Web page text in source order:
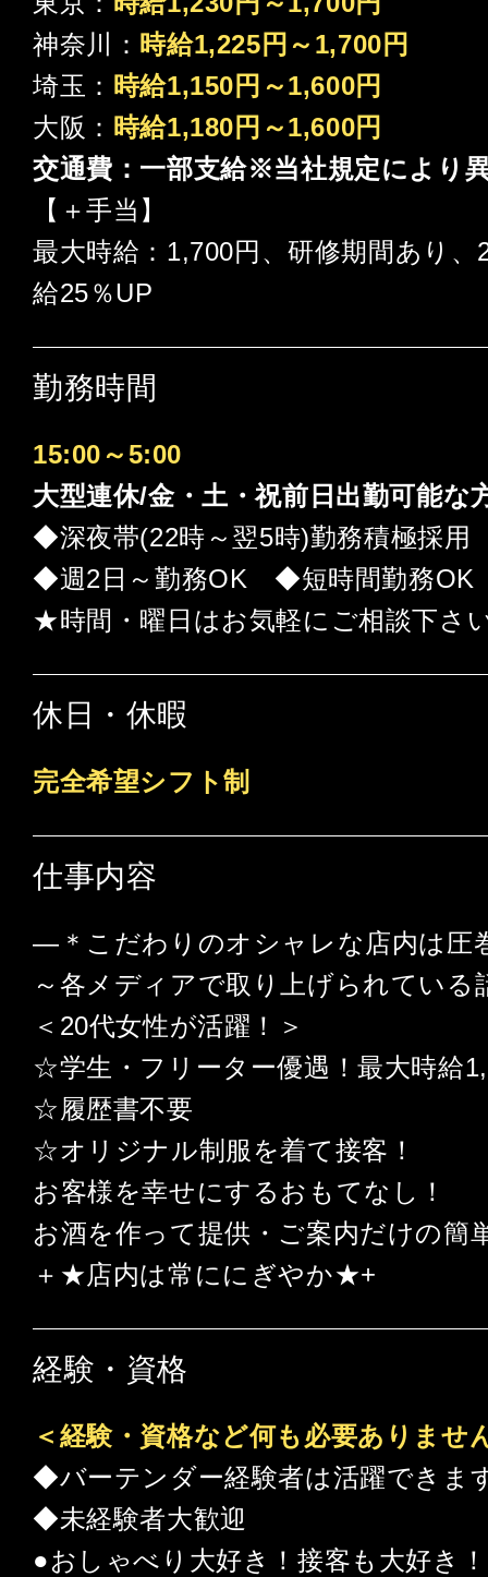
神奈川： 時給1,225円～1,700円
埼玉： 時給1,150円～1,600円
大阪： 時給1,180円～1,600円
交通費：一部支給※当社規定により
【＋手当】
最大時給：1,700円、研修期間あり、
給25％UP
勤務時間
15:00～5:00
大型連休/金・土・祝前日出勤可能な
◆深夜帯(22時～翌5時)勤務積極採用
◆週2日～勤務OK ◆短時間勤務OK
★時間・曜日はお気軽にご相談下さ
休日・休暇
完全希望シフト制
仕事内容
―＊こだわりのオシャレな店内は圧
～各メディアで取り上げられている
＜20代女性が活躍！＞
☆学生・フリーター優遇！最大時給
☆履歴書不要
☆オリジナル制服を着て接客！
お客様を幸せにするおもてなし！
お酒を作って提供・ご案内だけの簡
＋★店内は常ににぎやか★+
経験・資格
＜経験・資格など何も必要ありませ
◆バーテンダー経験者は活躍できま
◆未経験者大歓迎
●おしゃべり大好き！接客も大好き！